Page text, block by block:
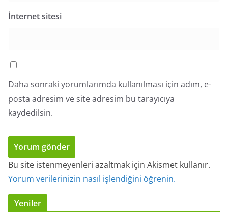
İnternet sitesi
Daha sonraki yorumlarımda kullanılması için adım, e-
posta adresim ve site adresim bu tarayıcıya
kaydedilsin.
Bu site istenmeyenleri azaltmak için Akismet kullanır.
Yorum verilerinizin nasıl işlendiğini öğrenin.
Yeniler